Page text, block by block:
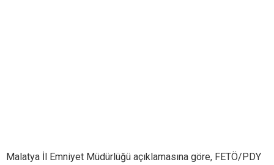
Malatya İl Emniyet Müdürlüğü açıklamasına göre, FETÖ/PDY